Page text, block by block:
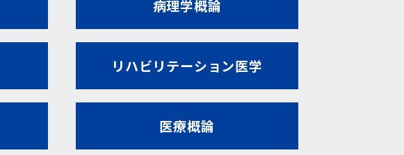
病理学概論
リハビリテーション医学
医療概論